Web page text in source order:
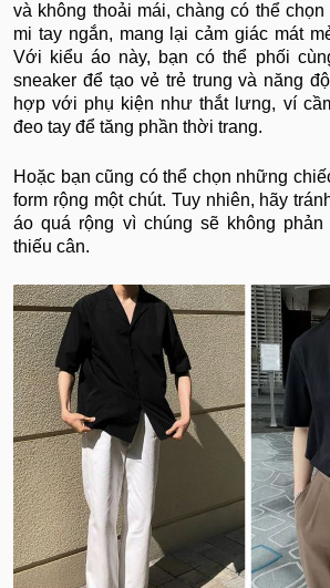
và không thoải mái, chàng có thể
mi tay ngắn, mang lại cảm giác mát
Với kiểu áo này, bạn có thể phối
sneaker để tạo vẻ trẻ trung và năng
hợp với phụ kiện như thắt lưng, ví
đeo tay để tăng phần thời trang.
Hoặc bạn cũng có thể chọn những
form rộng một chút. Tuy nhiên, hãy
áo quá rộng vì chúng sẽ không
thiếu cân.